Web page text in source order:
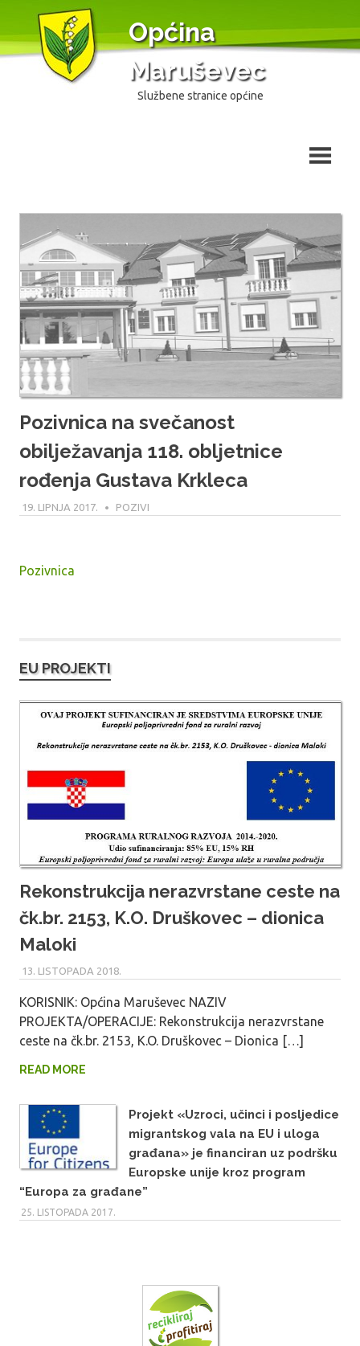
content
Općina
Maruševec
Službene stranice općine
Pozivnica na svečanost
obilježavanja 118. obljetnice
rođenja Gustava Krkleca
19. LIPNJA 2017. MODERATOR
POZIVI
Pozivnica
EU PROJEKTI
Rekonstrukcija nerazvrstane ceste na
čk.br. 2153, K.O. Druškovec – dionica
Maloki
13. LISTOPADA 2018.
KORISNIK: Općina Maruševec NAZIV
PROJEKTA/OPERACIJE: Rekonstrukcija nerazvrstane
ceste na čk.br. 2153, K.O. Druškovec – Dionica […]
READ MORE
Projekt «Uzroci, učinci i posljedice
migrantskog vala na EU i uloga
građana» je financiran uz podršku
Europske unije kroz program
“Europa za građane”
25. LISTOPADA 2017.